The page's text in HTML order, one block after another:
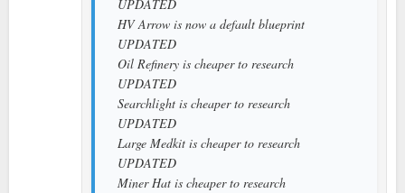
UPDATED
HV Arrow is now a default blueprint
UPDATED
Oil Refinery is cheaper to research
UPDATED
Searchlight is cheaper to research
UPDATED
Large Medkit is cheaper to research
UPDATED
Miner Hat is cheaper to research